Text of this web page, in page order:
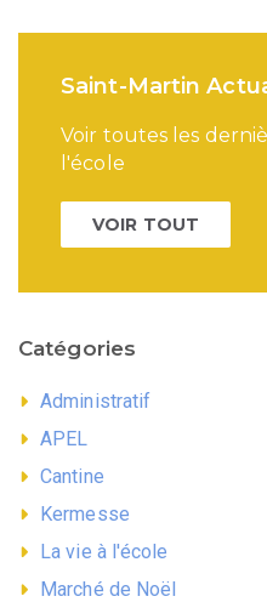
Saint-Martin
Voir toutes les
l'école
VOIR TOUT
Catégories
Administratif
APEL
Cantine
Kermesse
La vie à l'école
Marché de Noël